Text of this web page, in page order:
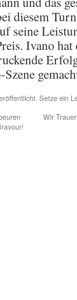
diesem
seine
Ivano
Setze ein
Wir